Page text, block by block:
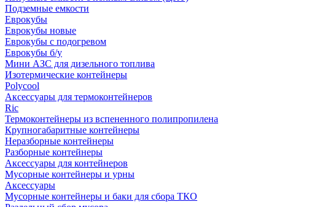
Подземные емкости
Еврокубы
Еврокубы новые
Еврокубы с подогревом
Еврокубы б/у
Мини АЗС для дизельного топлива
Изотермические контейнеры
Polycool
Аксессуары для термоконтейнеров
Ric
Термоконтейнеры из вспененного полипропилена
Крупногабаритные контейнеры
Неразборные контейнеры
Разборные контейнеры
Аксессуары для контейнеров
Мусорные контейнеры и урны
Аксессуары
Мусорные контейнеры и баки для сбора ТКО